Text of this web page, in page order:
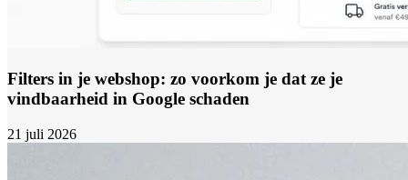
Filters in je webshop: zo voorkom je dat ze je
vindbaarheid in Google schaden
21 juli 2026